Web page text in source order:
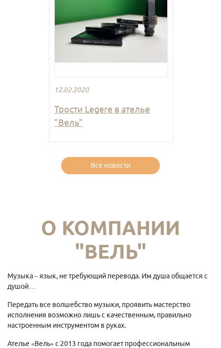
12.02.2020
Трости Legere в ателье
"Вель"
Все новости
О КОМПАНИИ
"ВЕЛЬ"
Музыка – язык, не требующий перевода. Им душа общается с
душой…
Передать все волшебство музыки, проявить мастерство
исполнения возможно лишь с качественным, правильно
настроенным инструментом в руках.
Ателье «Вель» с 2013 года помогает профессиональным